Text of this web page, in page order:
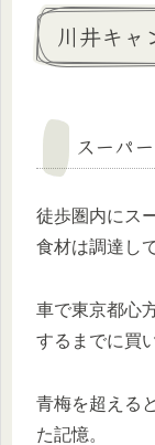
川井キャ
スーパ
徒歩圏内にス
食材は調達し
車で東京都心
するまでに買
青梅を超える
た記憶。